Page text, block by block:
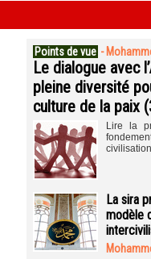
Points de vue -
Le dialogue avec
pleine diversité
culture de la paix
Lire la
La sira
modèle